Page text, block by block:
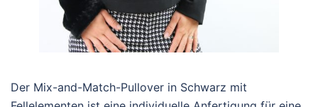
Der Mix-and-Match-Pullover in Schwarz mit